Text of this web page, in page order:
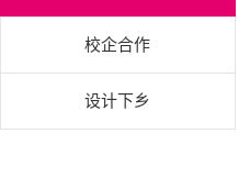
校企合作
设计下乡